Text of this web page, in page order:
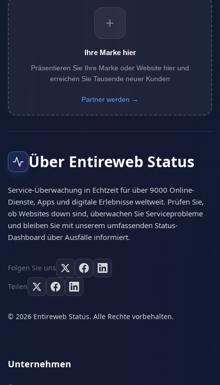
+
Ihre Marke hier
Präsentieren Sie Ihre Marke oder Website hier und
erreichen Sie Tausende neuer Kunden
Partner werden →
Über Entireweb Status
Service-Überwachung in Echtzeit für über 9000 Online-
Dienste, Apps und digitale Erlebnisse weltweit. Prüfen Sie,
ob Websites down sind, überwachen Sie Serviceprobleme
und bleiben Sie mit unserem umfassenden Status-
Dashboard über Ausfälle informiert.
Folgen Sie uns
Teilen
© 2026 Entireweb Status. Alle Rechte vorbehalten.
Unternehmen